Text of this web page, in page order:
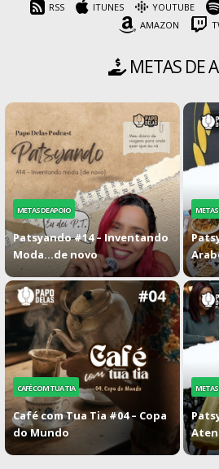
RSS ITUNES YOUTUBE
AMAZON
METAS DE
METAS DE APOIO
Patsyando #14 – Inventando
Moda…de novo
METAS
CAFÉ COM TUA TIA
Café com Tua Tia #04 – Copa
do Mundo
METAS